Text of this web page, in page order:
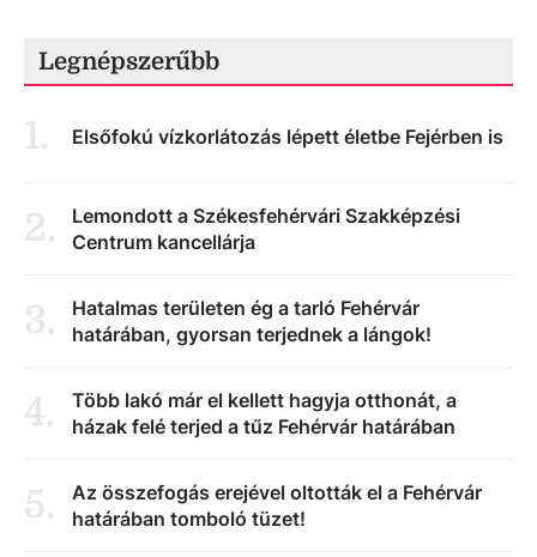
Legnépszerűbb
1. Elsőfokú vízkorlátozás lépett életbe Fejérben is
2.
Lemondott a Székesfehérvári Szakképzési
Centrum kancellárja
3.
Hatalmas területen ég a tarló Fehérvár
határában, gyorsan terjednek a lángok!
4.
Több lakó már el kellett hagyja otthonát, a
házak felé terjed a tűz Fehérvár határában
5.
Az összefogás erejével oltották el a Fehérvár
határában tomboló tüzet!